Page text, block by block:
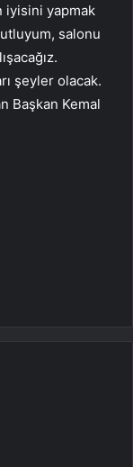
iyisini yapmak
salonu
şeyler olacak.
Başkan Kemal